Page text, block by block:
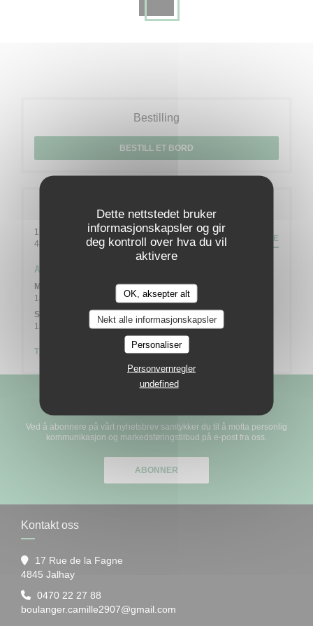
Dette nettstedet bruker
informasjonskapsler og gir
deg kontroll over hva du vil
aktivere
OK, aksepter alt
Nekt alle informasjonskapsler
Personaliser
Personvernregler
undefined
Bestilling
BESTILL ET BORD
Generell informasjon
17 Rue de la Fagne
4845 Jalhay
((åpner i et nytt vindu))
VEIBESKRIVELSE
Åpningstider
Man
18:00 - 21:00
Søndag
12:00 - 13:00
• 18:00 - 21:00
Tjenester
Ved å abonnere på vårt nyhetsbrev samtykker du til å motta personlig
kommunikasjon og markedsføringstilbud på e-post fra oss.
ABONNER
Kontakt oss
17 Rue de la Fagne
4845 Jalhay((åpner i et nytt vindu))
0470 22 27 88
boulanger.camille2907@gmail.com